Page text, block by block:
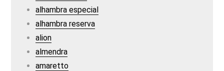
alhambra especial
alhambra reserva
alion
almendra
amaretto